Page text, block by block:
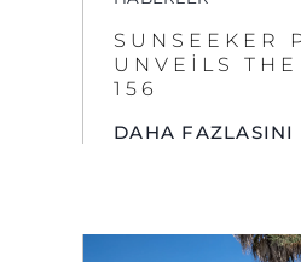
DAHA